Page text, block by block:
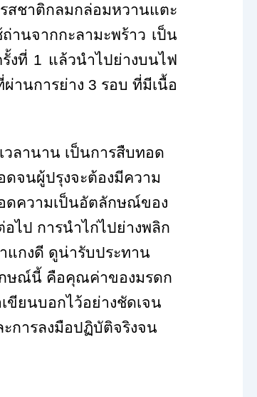
สชาติกลมกล่อมหวานแตะ
านจากกะลามะพร้าว เป็น
งที่ 1 แล้วนำไปย่างบนไฟ
านการย่าง 3 รอบ ที่มีเนื้อ
ลานาน เป็นการสืบทอด
จนผู้ปรุงจะต้องมีความ
ดความเป็นอัตลักษณ์ของ
ไป การนำไก่ไปย่างพลิก
แกงดี ดูน่ารับประทาน
กษณ์นี้ คือคุณค่าของมรดก
ยนบอกไว้อย่างชัดเจน
การลงมือปฏิบัติจริงจน